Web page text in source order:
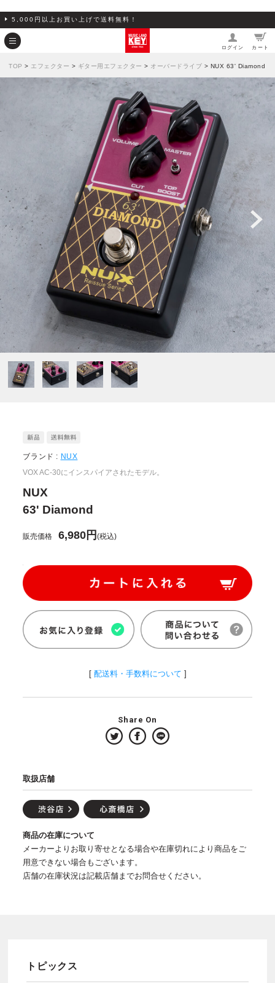
5,000円以上お買い上げで送料無料！
ログイン カート
TOP > エフェクター > ギター用エフェクター > オーバードライブ > NUX 63' Diamond
ブランド : NUX
VOX AC-30にインスパイアされたモデル。
NUX
63' Diamond
販売価格 6,980円(税込)
[ 配送料・手数料について ]
Share On
取扱店舗
商品の在庫について
メーカーよりお取り寄せとなる場合や在庫切れにより商品をご
用意できない場合もございます。
店舗の在庫状況は記載店舗までお問合せください。
トピックス